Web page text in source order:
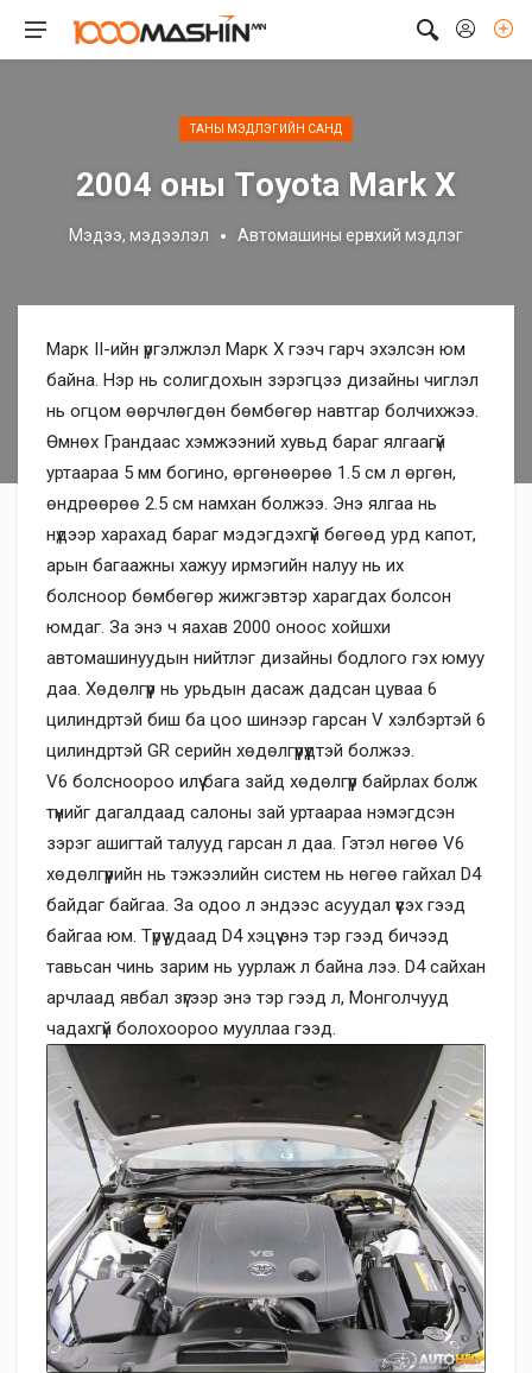
ТАНЫ МЭДЛЭГИЙН САНД
2004 оны Тoyota Mark X
Мэдээ, мэдээлэл Автомашины ерөнхий мэдлэг
Марк II-ийн үргэлжлэл Марк Х гээч гарч эхэлсэн юм
байна. Нэр нь солигдохын зэрэгцээ дизайны чиглэл
нь огцом өөрчлөгдөн бөмбөгөр навтгар болчихжээ.
Өмнөх Грандаас хэмжээний хувьд бараг ялгаагүй
уртаараа 5 мм богино, өргөнөөрөө 1.5 см л өргөн,
өндрөөрөө 2.5 см намхан болжээ. Энэ ялгаа нь
нүдээр харахад бараг мэдэгдэхгүй бөгөөд урд капот,
арын багаажны хажуу ирмэгийн налуу нь их
болсноор бөмбөгөр жижгэвтэр харагдах болсон
юмдаг. За энэ ч яахав 2000 оноос хойшхи
автомашинуудын нийтлэг дизайны бодлого гэх юмуу
даа. Хөдөлгүүр нь урьдын дасаж дадсан цуваа 6
цилиндртэй биш ба цоо шинээр гарсан V хэлбэртэй 6
цилиндртэй GR серийн хөдөлгүүрүүдтэй болжээ.
V6 болсноороо илүү бага зайд хөдөлгүүр байрлах болж
түүнийг дагалдаад салоны зай уртаараа нэмэгдсэн
зэрэг ашигтай талууд гарсан л даа. Гэтэл нөгөө V6
хөдөлгүүрийн нь тэжээлийн систем нь нөгөө гайхал D4
байдаг байгаа. За одоо л эндээс асуудал үүсэх гээд
байгаа юм. Түрүү удаад D4 хэцүү энэ тэр гээд бичээд
тавьсан чинь зарим нь уурлаж л байна лээ. D4 сайхан
арчлаад явбал зүгээр энэ тэр гээд л, Монголчууд
чадахгүй болохоороо мууллаа гээд.